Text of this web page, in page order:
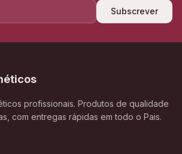
Subscrever
profissionais. Produtos de qualidade
com entregas rápidas em todo o Pais.